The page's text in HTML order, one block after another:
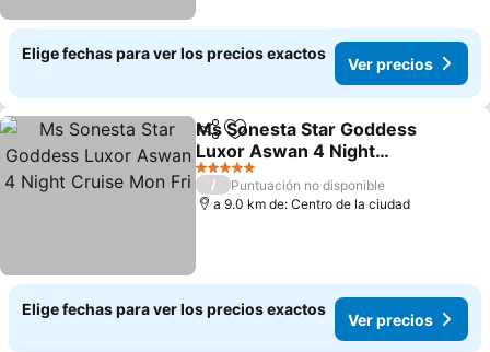
Elige fechas para ver los precios exactos
Ver precios
CompartirAgregar a favoritos
Ms Sonesta Star Goddess
Luxor Aswan 4 Night
Cruise Mon Fri
Ver precios
5 Estrellas
/
Puntuación no disponible
a 9.0 km de: Centro de la ciudad
Elige fechas para ver los precios exactos
Ver precios